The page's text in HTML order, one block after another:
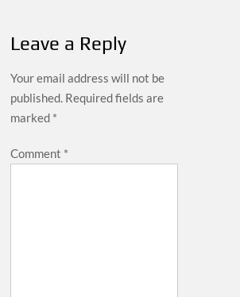
Leave a Reply
Your email address will not be
published. Required fields are
marked *
Comment *